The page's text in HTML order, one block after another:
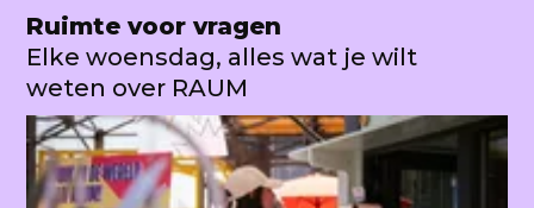
Ruimte voor vragen
Elke woensdag, alles wat je wilt
weten over RAUM